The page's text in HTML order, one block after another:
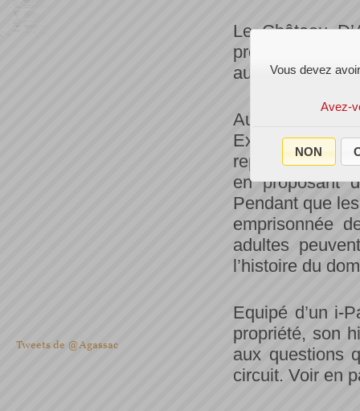
Tweets de @Agassac
Le Château
proposer de
audio et vidéo
Auréolé de
Exceptionnel
reprendre son
en proposant
Pendant que
emprisonnée
adultes
l’histoire du
Equipé d’un i-
propriété, son
aux questions
circuit. Voir en
Vous devez
Avez-
NON